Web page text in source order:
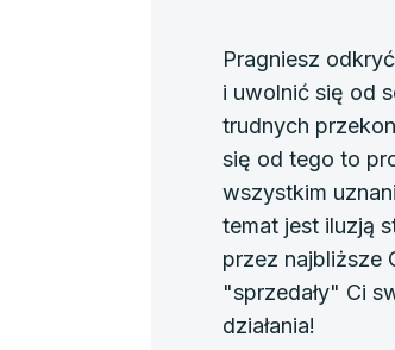
Pragniesz
i uwolnić się od
trudnych
się od tego to
wszystkim
temat jest iluzją
przez najbliższe
"sprzedały" Ci
działania!